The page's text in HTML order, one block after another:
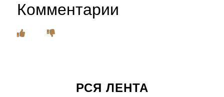
Комментарии
РСЯ ЛЕНТА